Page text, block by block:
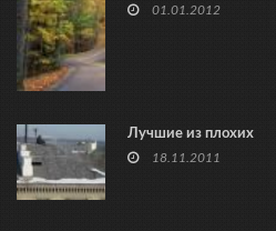
01.01.2012
Лучшие из плохих
18.11.2011